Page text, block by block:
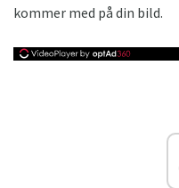
kommer med på din bild.